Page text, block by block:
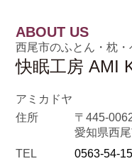
ABOUT US
西尾市のふとん・枕
快眠工房 AMI
アミカドヤ
住所
〒445-
愛知県西
TEL
0563-54-